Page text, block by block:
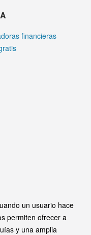
financieras
un usuario hace
permiten ofrecer a
y una amplia